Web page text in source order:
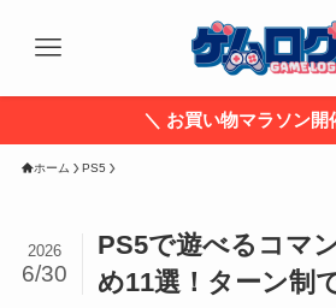
＼ お買い物マラソン開
ホーム PS5
PS5で遊べるコマ
め11選！ターン制
2026
6/30